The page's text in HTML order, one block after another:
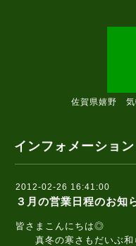
佐賀県嬉野 気
インフォメーション
2012-02-26 16:41:00
３月の営業日程のお知
皆さまこんにちは◎
真冬の寒さもだいぶ和